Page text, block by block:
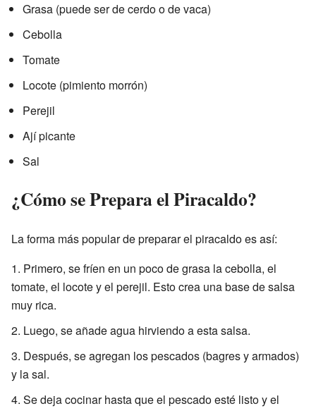
Grasa (puede ser de cerdo o de vaca)
Cebolla
Tomate
Locote (pimiento morrón)
Perejil
Ají picante
Sal
¿Cómo se Prepara el Piracaldo?
La forma más popular de preparar el piracaldo es así:
Primero, se fríen en un poco de grasa la cebolla, el
tomate, el locote y el perejil. Esto crea una base de salsa
muy rica.
Luego, se añade agua hirviendo a esta salsa.
Después, se agregan los pescados (bagres y armados)
y la sal.
Se deja cocinar hasta que el pescado esté listo y el